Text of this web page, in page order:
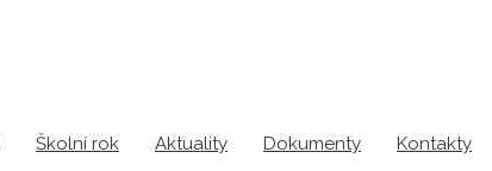
Školní rok Aktuality Dokumenty Kontakty